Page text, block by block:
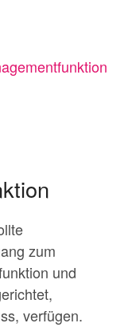
zum
und
verfügen.